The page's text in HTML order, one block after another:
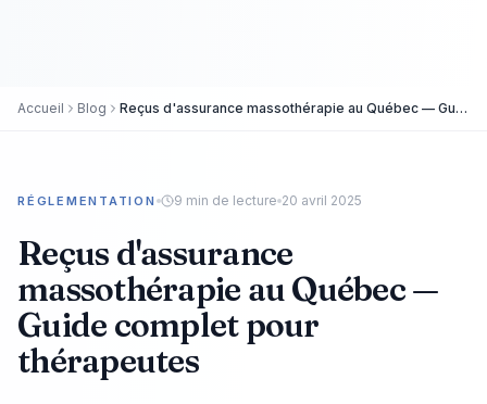
Accueil Blog Reçus d'assurance massothérapie au Québec — Guide complet pour thérapeutes
RÉGLEMENTATION 9 min de lecture 20 avril 2025
Reçus d'assurance
massothérapie au Québec —
Guide complet pour
thérapeutes